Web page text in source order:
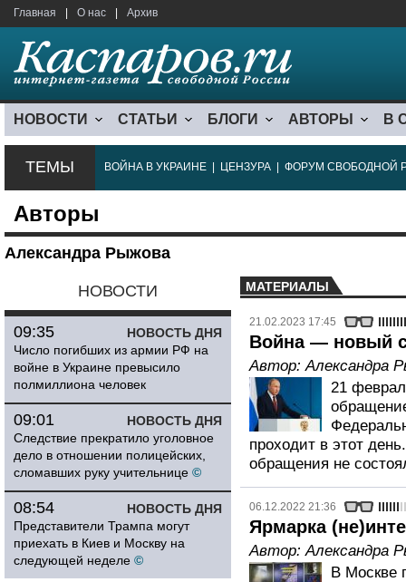
Главная О нас Архив
НОВОСТИ СТАТЬИ БЛОГИ АВТОРЫ В
ТЕМЫ ВОЙНА В УКРАИНЕ ЦЕНЗУРА ФОРУМ СВОБОДНОЙ
Авторы
Александра Рыжова
НОВОСТИ
НОВОСТЬ ДНЯ
09:35
Число погибших из армии РФ на
войне в Украине превысило
полмиллиона человек
НОВОСТЬ ДНЯ
09:01
Следствие прекратило уголовное
дело в отношении полицейских,
сломавших руку учительнице ©
НОВОСТЬ ДНЯ
08:54
Представители Трампа могут
приехать в Киев и Москву на
следующей неделе ©
МАТЕРИАЛЫ
21.02.2023 17:45
Война — новый
Автор:Александра
21
проходит в этот
обращения не
06.12.2022 21:36
Ярмарка
Автор:Александра
В Москве